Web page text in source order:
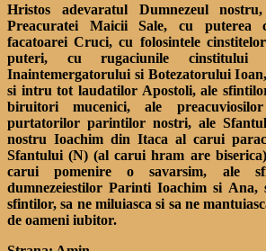
Hristos adevaratul Dumnezeul
Preacuratei Maicii Sale, cu puterea
facatoarei Cruci, cu folosintele
puteri, cu rugaciunile cinstitului
Inaintemergatorului si Botezatorului
si intru tot laudatilor Apostoli, ale
biruitori mucenici, ale
purtatorilor parintilor nostri, ale
nostru Ioachim din Itaca al carui
Sfantului (N) (al carui hram are
carui pomenire o savarsim, ale
dumnezeiestilor Parinti Ioachim si
sfintilor, sa ne miluiasca si sa ne
de oameni iubitor.